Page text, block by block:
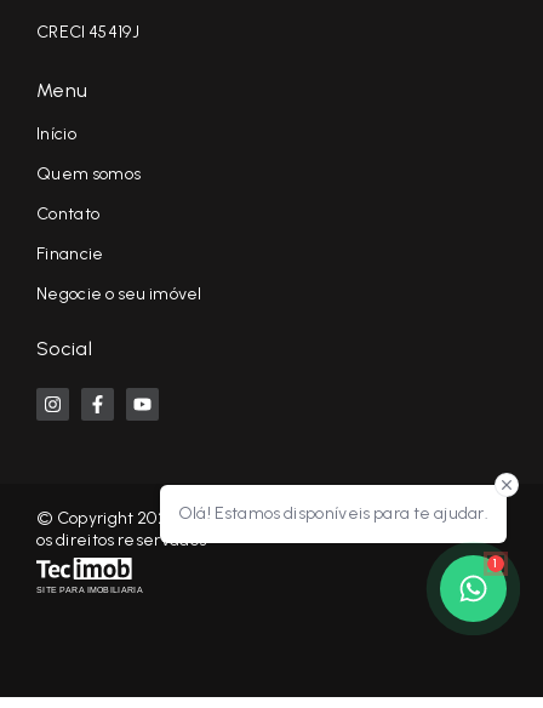
Olá! Estamos disponíveis para te ajudar.
1
CRECI 45419J
Menu
Início
Quem somos
Contato
Financie
Negocie o seu imóvel
Social
© Copyright 2026 - KF NEGÓCIOS IMOBILIÁRIOS RP - Todos
os direitos reservados
SITE PARA IMOBILIARIA